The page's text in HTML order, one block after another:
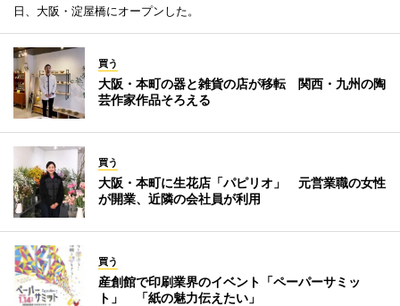
日、大阪・淀屋橋にオープンした。
買う
大阪・本町の器と雑貨の店が移転 関西・九州の陶
芸作家作品そろえる
買う
大阪・本町に生花店「パピリオ」 元営業職の女性
が開業、近隣の会社員が利用
買う
産創館で印刷業界のイベント「ペーパーサミッ
ト」 「紙の魅力伝えたい」